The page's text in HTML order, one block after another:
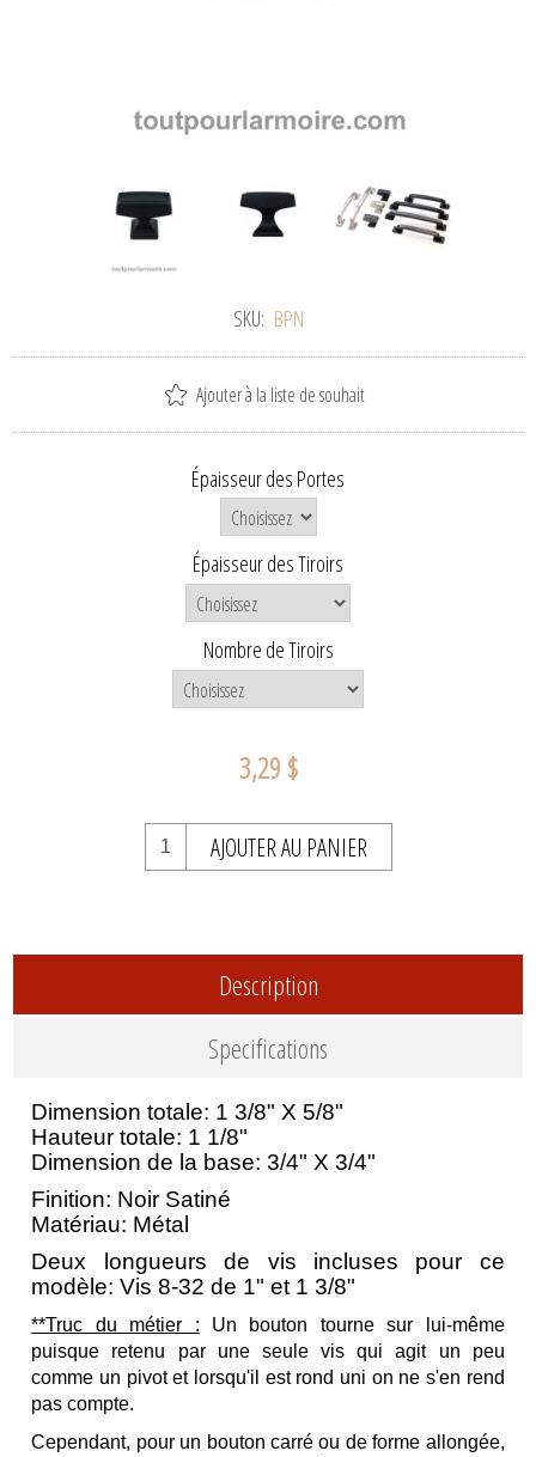
SKU: BPN
Ajouter à la liste de souhait
Épaisseur des Portes
Épaisseur des Tiroirs
Nombre de Tiroirs
3,29 $
AJOUTER AU PANIER
Description
Specifications
Dimension totale: 1 3/8" X 5/8"
Hauteur totale: 1 1/8"
Dimension de la base: 3/4" X 3/4"
Finition: Noir Satiné
Matériau: Métal
Deux longueurs de vis incluses pour ce
modèle: Vis 8-32 de 1" et 1 3/8"
**Truc du métier : Un bouton tourne sur lui-même
puisque retenu par une seule vis qui agit un peu
comme un pivot et lorsqu'il est rond uni on ne s'en rend
pas compte.
Cependant, pour un bouton carré ou de forme allongée,